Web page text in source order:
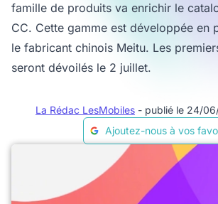
famille de produits va enrichir le
CC. Cette gamme est développée en
le fabricant chinois Meitu. Les
seront dévoilés le 2 juillet.
La Rédac LesMobiles - publié le 24/
Ajoutez-nous à vos